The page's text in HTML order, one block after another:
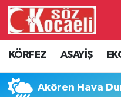
KÖRFEZ ASAYİŞ
Akören Hava
Kocaeli Hava